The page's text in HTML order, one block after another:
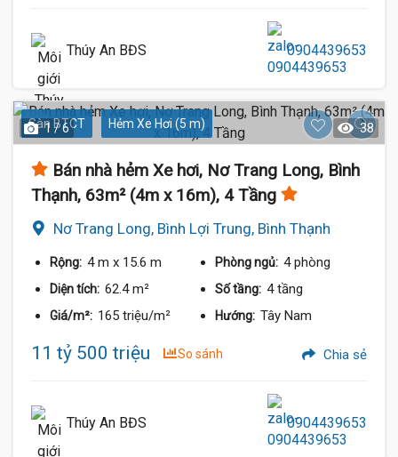
Thúy An BĐS 0904439653
Sàn BTCT Hẻm Xe Hơi (5 m)
1 / 6 38
Bán nhà hẻm Xe hơi, Nơ Trang Long, Bình
Thạnh, 63m² (4m x 16m), 4 Tầng
Nơ Trang Long, Bình Lợi Trung, Bình Thạnh
Rộng: 4 m x 15.6 m Phòng ngủ: 4 phòng
Diện tích: 62.4 m² Số tầng: 4 tầng
Giá/m²: 165 triệu/m² Hướng: Tây Nam
11 tỷ 500 triệu So sánh Chia sẻ
Thúy An BĐS 0904439653